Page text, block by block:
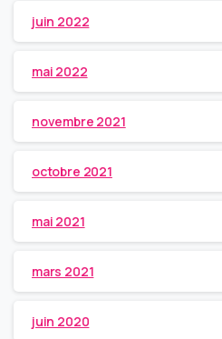
juin 2022
mai 2022
novembre 2021
octobre 2021
mai 2021
mars 2021
juin 2020